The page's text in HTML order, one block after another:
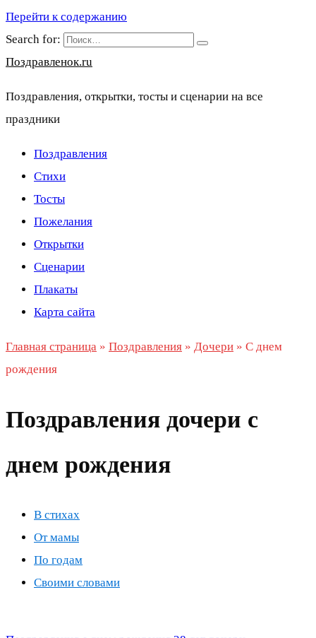
Перейти к содержанию
Search for:
Поздравленок.ru
Поздравления, открытки, тосты и сценарии на все
праздники
Поздравления
Стихи
Тосты
Пожелания
Открытки
Сценарии
Плакаты
Карта сайта
Главная страница » Поздравления » Дочери » С днем
рождения
Поздравления дочери с
днем рождения
В стихах
От мамы
По годам
Своими словами